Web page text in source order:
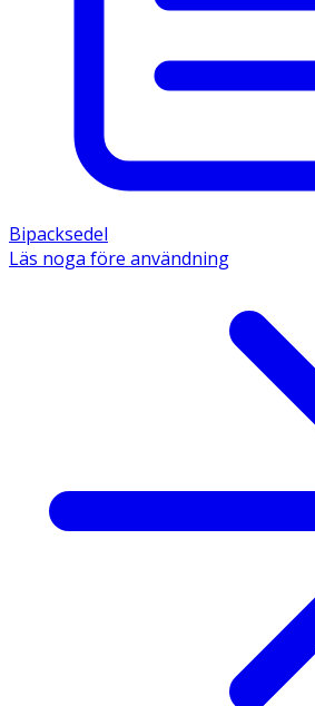
Bipacksedel
Läs noga före användning